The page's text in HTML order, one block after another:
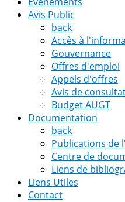
Avis Public
back
Accès à
Gouvernance
Offres d'emploi
Appels d'offres
Avis de
Budget AUGT
Documentation
back
Publications de
Centre de
Liens de
Liens Utiles
Contact